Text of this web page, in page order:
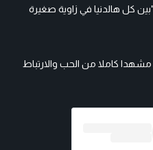
"بين كل هالدنيا في زاوية صغيرة
كاملا من الحب والارتباط